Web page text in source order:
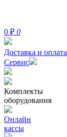
0 ₽ 0
Доставка и оплата
Сервис
Комплекты
оборудования
Онлайн
кассы